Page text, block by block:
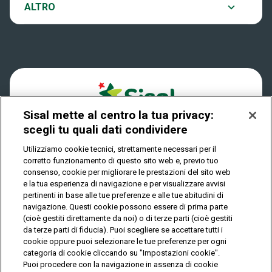
Play Your Date
Dove si gioca
Quanto si vince
Come riscuotere
ALTRO
Notifiche
Privacy
IL GIOCO È VIETATO AI MINORI E PUÒ CAUSARE
DIPENDENZA PATOLOGICA
© Copyright Sisal Italia S.p.A. - P.I. 02433760135
Privacy Cookies
Mappa
del
sito
Sisal mette al centro la tua privacy:
scegli tu quali dati condividere
Utilizziamo cookie tecnici, strettamente necessari per il
corretto funzionamento di questo sito web e, previo tuo
consenso, cookie per migliorare le prestazioni del sito web
e la tua esperienza di navigazione e per visualizzare avvisi
pertinenti in base alle tue preferenze e alle tue abitudini di
navigazione. Questi cookie possono essere di prima parte
(cioè gestiti direttamente da noi) o di terze parti (cioè gestiti
da terze parti di fiducia). Puoi scegliere se accettare tutti i
cookie oppure puoi selezionare le tue preferenze per ogni
categoria di cookie cliccando su "Impostazioni cookie".
Puoi procedere con la navigazione in assenza di cookie